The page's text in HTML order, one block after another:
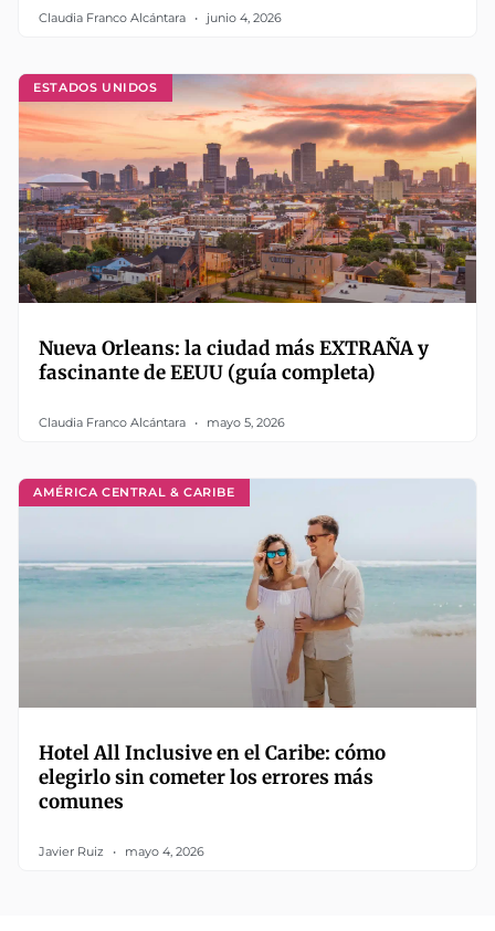
Claudia Franco Alcántara junio 4, 2026
ESTADOS UNIDOS
Nueva Orleans: la ciudad más EXTRAÑA y
fascinante de EEUU (guía completa)
Claudia Franco Alcántara mayo 5, 2026
AMÉRICA CENTRAL & CARIBE
Hotel All Inclusive en el Caribe: cómo
elegirlo sin cometer los errores más
comunes
Javier Ruiz mayo 4, 2026